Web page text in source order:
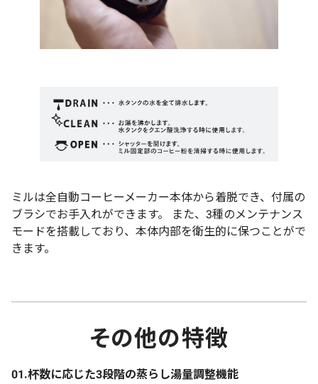
ミルは全自動コーヒーメーカー本体から着脱でき、付属の
ブラシでお手入れができます。 また、3種のメンテナンス
モードを搭載しており、本体内部を衛生的に保つことがで
きます。
その他の特徴
01.杯数に応じた3段階の蒸らし湯量調整機能